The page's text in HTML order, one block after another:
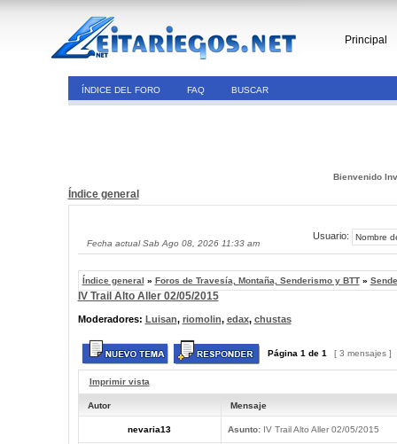
Principal
ÍNDICE DEL FORO FAQ BUSCAR
Bienvenido
Índice general
Fecha actual Sab Ago 08, 2026 11:33 am
Usuario:
Índice general » Foros de Travesía, Montaña, Senderismo y BTT»
IV Trail Alto Aller 02/05/2015
Moderadores: Luisan, riomolin, edax, chustas
Página 1 de 1 [ 3 mensajes ]
Imprimir vista
Autor Mensaje
nevaria13 Asunto:IV Trail Alto Aller 02/05/2015